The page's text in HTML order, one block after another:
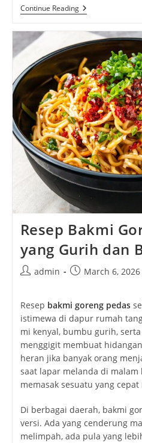
Continue ReadingRoti
Kirai
Jajanan
Legendaris
Yang
Renyah
Resep Bakmi
yang Gurih dan
Postadmin
PostMarch 6, 2026
Resep bakmi goreng pedas
istimewa di dapur rumah
mi kenyal, bumbu gurih,
menggigit membuat
heran jika banyak orang
saat lapar melanda di
memasak sesuatu yang
Di berbagai daerah, bakmi
versi. Ada yang cenderung
melimpah, ada pula yang